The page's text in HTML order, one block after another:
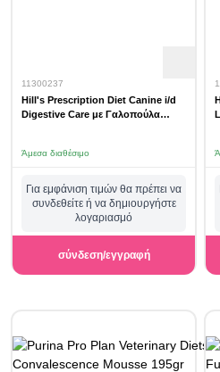
11300237
Hill's Prescription Diet Canine i/d
Digestive Care με Γαλοπούλα
Άμεσα διαθέσιμο
Για εμφάνιση τιμών θα πρέπει να
συνδεθείτε ή να δημιουργήστε
λογαριασμό
σύνδεση/εγγραφή